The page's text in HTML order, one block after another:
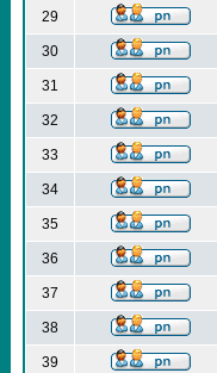
29
30
31
32
33
34
35
36
37
38
39